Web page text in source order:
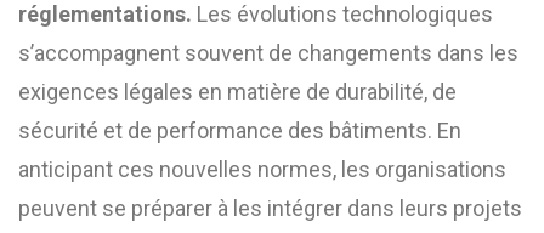
réglementations. Les évolutions technologiques
s’accompagnent souvent de changements dans les
exigences légales en matière de durabilité, de
sécurité et de performance des bâtiments. En
anticipant ces nouvelles normes, les organisations
peuvent se préparer à les intégrer dans leurs projets